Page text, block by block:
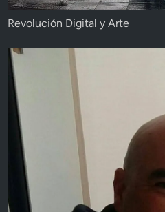
Revolución Digital y Arte